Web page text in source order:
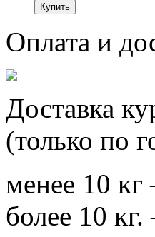
Оплата и
Доставка
(только по
менее 10 кг
более 10